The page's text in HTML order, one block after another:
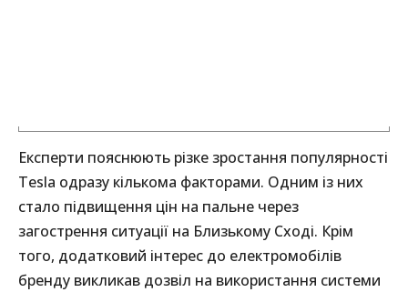
Експерти пояснюють різке зростання популярності
Tesla одразу кількома факторами. Одним із них
стало підвищення цін на пальне через
загострення ситуації на Близькому Сході. Крім
того, додатковий інтерес до електромобілів
бренду викликав дозвіл на використання системи